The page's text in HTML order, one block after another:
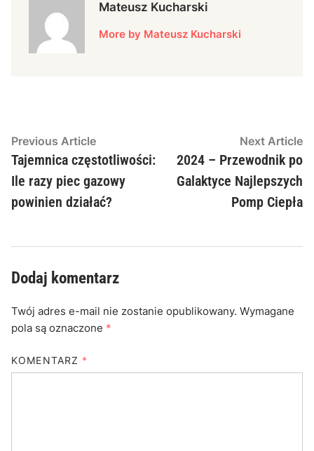
Mateusz Kucharski
More by Mateusz Kucharski
Nawigacja
wpisu
Previous ArticlePrevious
article:
Tajemnica częstotliwości:
Ile razy piec gazowy
powinien działać?
Next Article
2024 – Przewodnik po
Galaktyce Najlepszych
Pomp Ciepła
Dodaj komentarz
Twój adres e-mail nie zostanie opublikowany. Wymagane
pola są oznaczone *
KOMENTARZ *